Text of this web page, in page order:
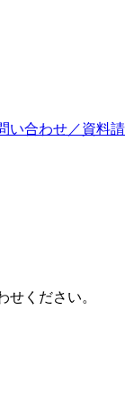
い合わせ／資料
ください。